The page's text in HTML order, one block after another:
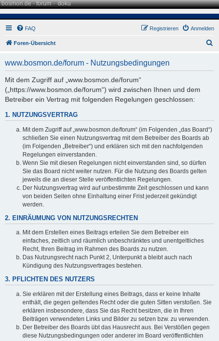
bosmon.de·forum·doku
FAQ Anmelden
Registrieren
Foren-Übersicht
www.bosmon.de/forum - Nutzungsbedingungen
Mit dem Zugriff auf „www.bosmon.de/forum“
(„https://www.bosmon.de/forum“) wird zwischen Ihnen und dem
Betreiber ein Vertrag mit folgenden Regelungen geschlossen:
1. NUTZUNGSVERTRAG
Mit dem Zugriff auf „www.bosmon.de/forum“ (im Folgenden „das Board“)
schließen Sie einen Nutzungsvertrag mit dem Betreiber des Boards ab
(im Folgenden „Betreiber“) und erklären sich mit den nachfolgenden
Regelungen einverstanden.
Wenn Sie mit diesen Regelungen nicht einverstanden sind, so dürfen
Sie das Board nicht weiter nutzen. Für die Nutzung des Boards gelten
jeweils die an dieser Stelle veröffentlichten Regelungen.
Der Nutzungsvertrag wird auf unbestimmte Zeit geschlossen und kann
von beiden Seiten ohne Einhaltung einer Frist jederzeit gekündigt
werden.
2. EINRÄUMUNG VON NUTZUNGSRECHTEN
Mit dem Erstellen eines Beitrags erteilen Sie dem Betreiber ein
einfaches, zeitlich und räumlich unbeschränktes und unentgeltliches
Recht, Ihren Beitrag im Rahmen des Boards zu nutzen.
Das Nutzungsrecht nach Punkt 2, Unterpunkt a bleibt auch nach
Kündigung des Nutzungsvertrages bestehen.
3. PFLICHTEN DES NUTZERS
Sie erklären mit der Erstellung eines Beitrags, dass er keine Inhalte
enthält, die gegen geltendes Recht oder die guten Sitten verstoßen. Sie
erklären insbesondere, dass Sie das Recht besitzen, die in Ihren
Beiträgen verwendeten Links und Bilder zu setzen bzw. zu verwenden.
Der Betreiber des Boards übt das Hausrecht aus. Bei Verstößen gegen
diese Nutzungsbedingungen oder anderer im Board veröffentlichten